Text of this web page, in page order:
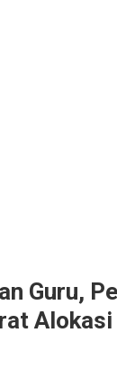
Guru,
Alokasi